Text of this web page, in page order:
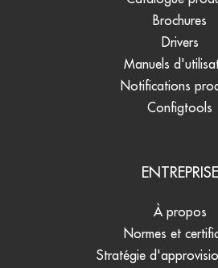
Brochures
Drivers
Manuels
Notifications
Configtools
ENTREPRISE
À propos
Normes et
Stratégie